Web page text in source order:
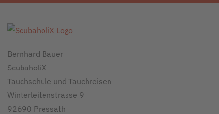
Bernhard Bauer
ScubaholiX
Tauchschule und Tauchreisen
Winterleitenstrasse 9
92690 Pressath